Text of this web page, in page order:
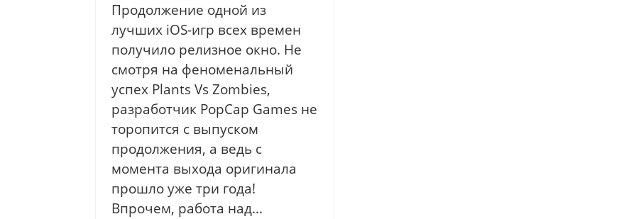
Продолжение одной из
лучших iOS-игр всех времен
получило релизное окно. Не
смотря на феноменальный
успех Plants Vs Zombies,
разработчик PopCap Games не
торопится с выпуском
продолжения, а ведь с
момента выхода оригинала
прошло уже три года!
Впрочем, работа над...